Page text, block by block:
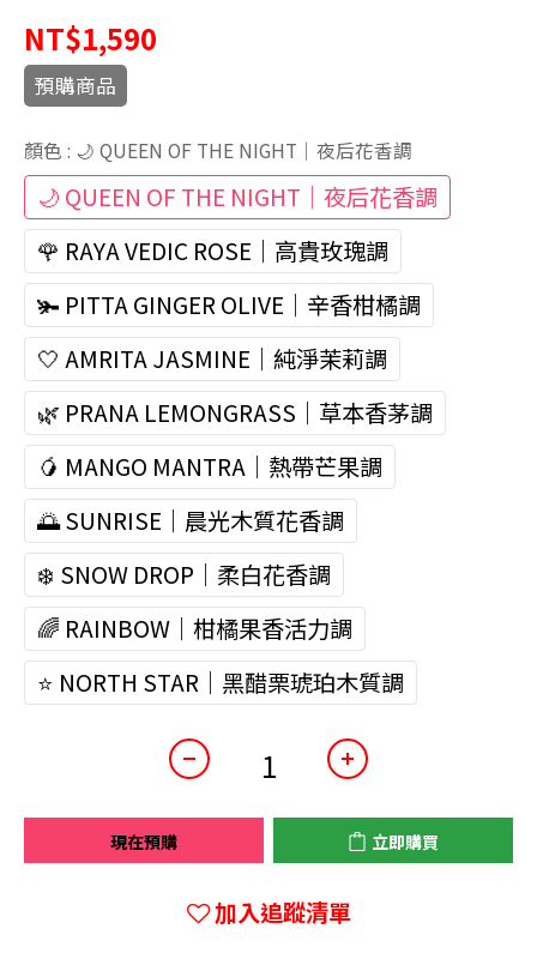
NT$1,590
預購商品
顏色 : 🌙 QUEEN OF THE NIGHT｜夜后花香調
🌙 QUEEN OF THE NIGHT｜夜后花香調
🌹 RAYA VEDIC ROSE｜高貴玫瑰調
🫚 PITTA GINGER OLIVE｜辛香柑橘調
🤍 AMRITA JASMINE｜純淨茉莉調
🌿 PRANA LEMONGRASS｜草本香茅調
🥭 MANGO MANTRA｜熱帶芒果調
🌅 SUNRISE｜晨光木質花香調
❄️ SNOW DROP｜柔白花香調
🌈 RAINBOW｜柑橘果香活力調
⭐ NORTH STAR｜黑醋栗琥珀木質調
現在預購 立即購買
加入追蹤清單